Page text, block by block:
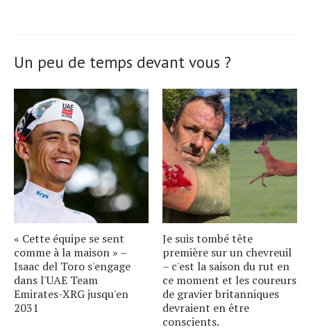
Un peu de temps devant vous ?
« Cette équipe se sent
comme à la maison » –
Isaac del Toro s'engage
dans l'UAE Team
Emirates-XRG jusqu'en
2031
Je suis tombé tête
première sur un chevreuil
– c'est la saison du rut en
ce moment et les coureurs
de gravier britanniques
devraient en être
conscients.